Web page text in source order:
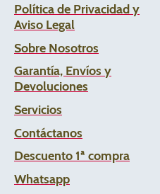
Política de Privacidad y
Aviso Legal
Sobre Nosotros
Garantía, Envíos y
Devoluciones
Servicios
Contáctanos
Descuento 1ª compra
Whatsapp